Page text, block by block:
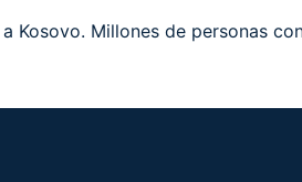
Millones de personas